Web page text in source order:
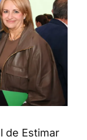
de Estimar